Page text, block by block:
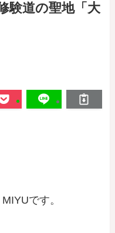
験道の聖地「大
です。